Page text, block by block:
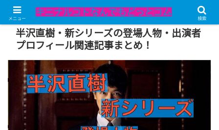
記事内にPRが含まれています。
半沢直樹・新シリーズの登場人物・出演者
プロフィール関連記事まとめ！
メニュー 検索